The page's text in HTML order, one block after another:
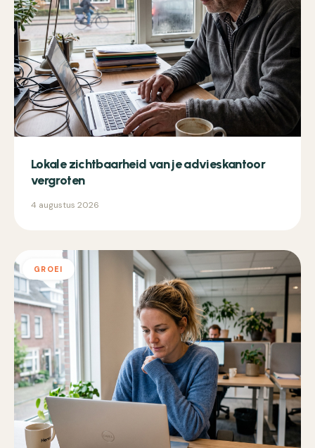
Lokale zichtbaarheid van je advieskantoor
vergroten
4 augustus 2026
GROEI